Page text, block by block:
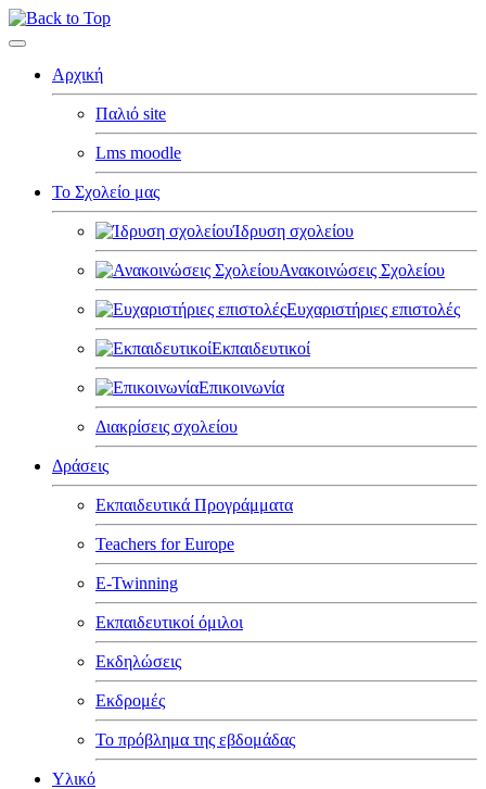
Αρχική
Παλιό site
Lms moodle
Το Σχολείο μας
Ίδρυση σχολείου
Ανακοινώσεις Σχολείου
Ευχαριστήριες επιστολές
Εκπαιδευτικοί
Επικοινωνία
Διακρίσεις σχολείου
Δράσεις
Εκπαιδευτικά Προγράμματα
Teachers for Europe
E-Twinning
Εκπαιδευτικοί όμιλοι
Εκδηλώσεις
Εκδρομές
Το πρόβλημα της εβδομάδας
Υλικό